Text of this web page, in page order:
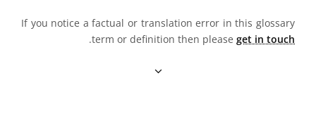
If you notice a factual or translation error in this glossary
term or definition then please get in touch
.